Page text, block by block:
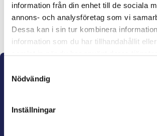
information från din enhet till de sociala
annons- och analysföretag som vi
Dessa kan i sin tur kombinera
information som du har tillhandahållit
Nödvändig
Inställningar
Lahjoita ja liity tähän tiimiin